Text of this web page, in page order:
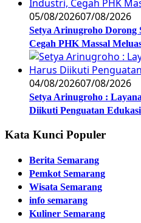
05/08/202607/08/2026
Setya Arinugroho Dorong
Cegah PHK Massal
04/08/202607/08/2026
Setya Arinugroho :
Diikuti Penguatan
Kata Kunci Populer
Berita Semarang
Pemkot Semarang
Wisata Semarang
info semarang
Kuliner Semarang